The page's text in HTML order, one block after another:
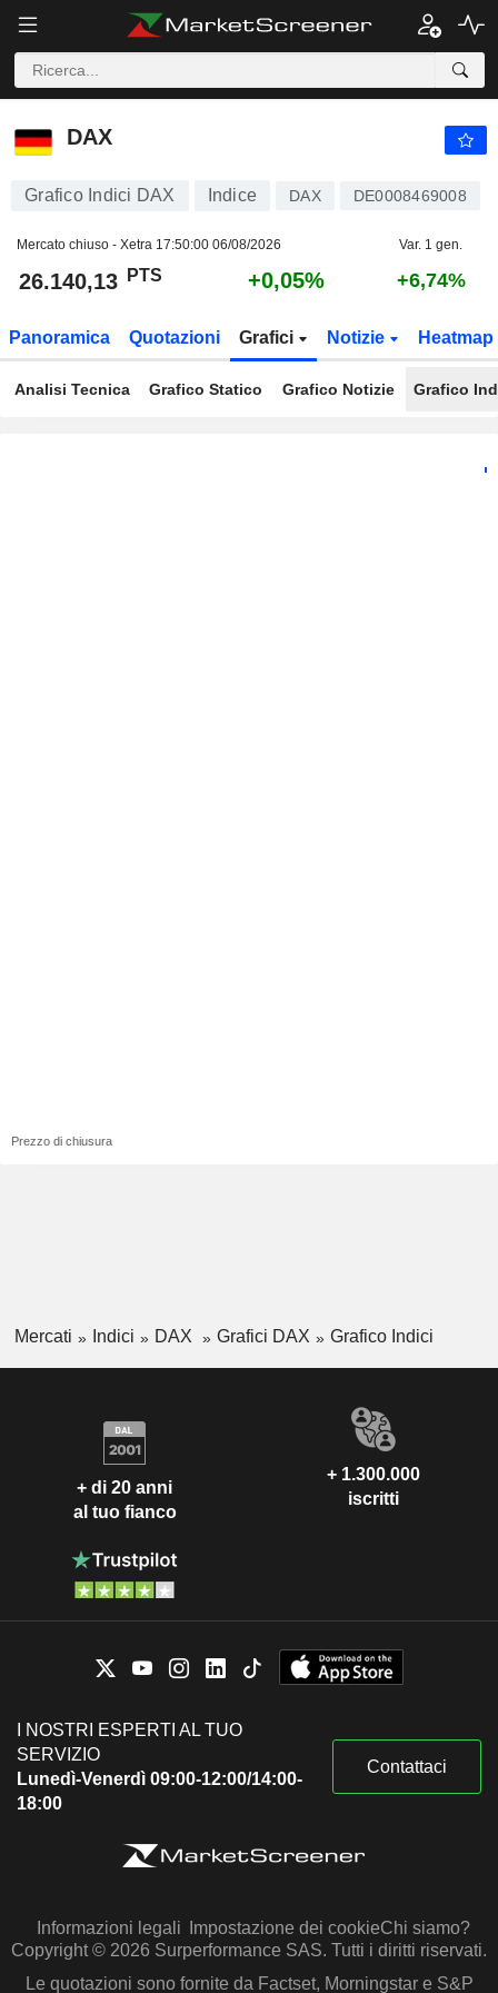
DAX
DAX
Grafico Indici DAX Indice DAX DE0008469008
Mercato chiuso - Xetra 17:50:00 06/08/2026 Var. 1 gen.
26.140,13 PTS +0,05% +6,74%
Panoramica Quotazioni Grafici Notizie Heatmap
Analisi Tecnica Grafico Statico Grafico Notizie Grafico
Prezzo di chiusura
Mercati Indici DAX Grafici DAX Grafico Indici
+ di 20 anni
al tuo fianco
+ 1.300.000
iscritti
I NOSTRI ESPERTI AL TUO
SERVIZIO
Lunedì-Venerdì 09:00-12:00/14:00-
18:00
Contattaci
Informazioni legali Impostazione dei cookieChi siamo?
Copyright © 2026 Surperformance SAS. Tutti i diritti riservati.
Le quotazioni sono fornite da Factset, Morningstar e S&P